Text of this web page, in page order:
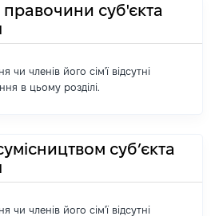
правочини суб'єкта
чи членів його сім'ї відсутні
в цьому розділі.
суб’єкта
чи членів його сім'ї відсутні